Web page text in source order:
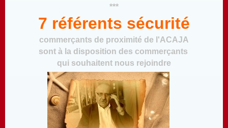
***
7 référents sécurité
commerçants de proximité de l'ACAJA
sont à la disposition des commerçants
qui souhaitent nous rejoindre